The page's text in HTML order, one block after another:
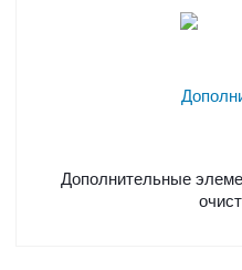
Дополнительные